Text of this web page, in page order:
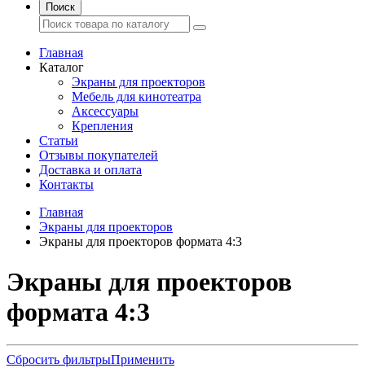
Поиск
Главная
Каталог
Экраны для проекторов
Mебель для кинотеатра
Аксессуары
Крепления
Статьи
Отзывы покупателей
Доставка и оплата
Контакты
Главная
Экраны для проекторов
Экраны для проекторов формата 4:3
Экраны для проекторов
формата 4:3
Сбросить фильтрыПрименить